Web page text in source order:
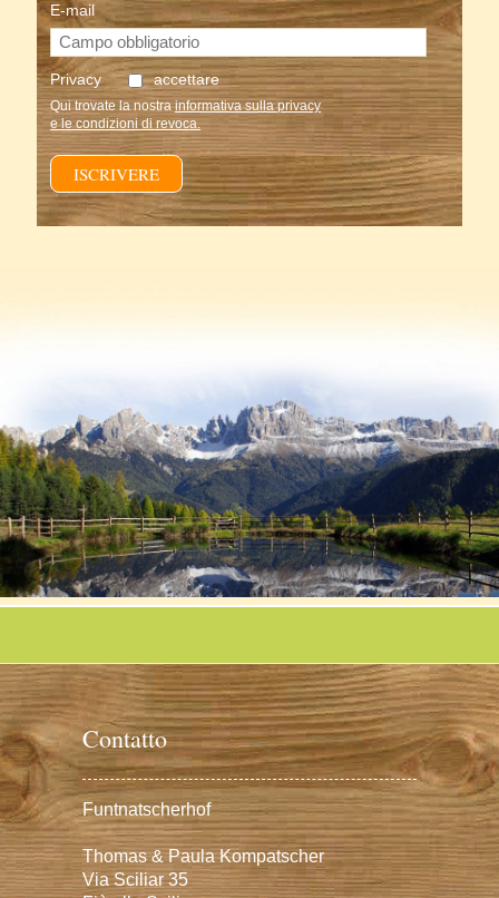
E-mail
Privacy accettare
Qui trovate la nostrainformativa sulla privacy
e le condizioni di revoca.
ISCRIVERE
Contatto
Funtnatscherhof
Thomas & Paula Kompatscher
Via Sciliar 35